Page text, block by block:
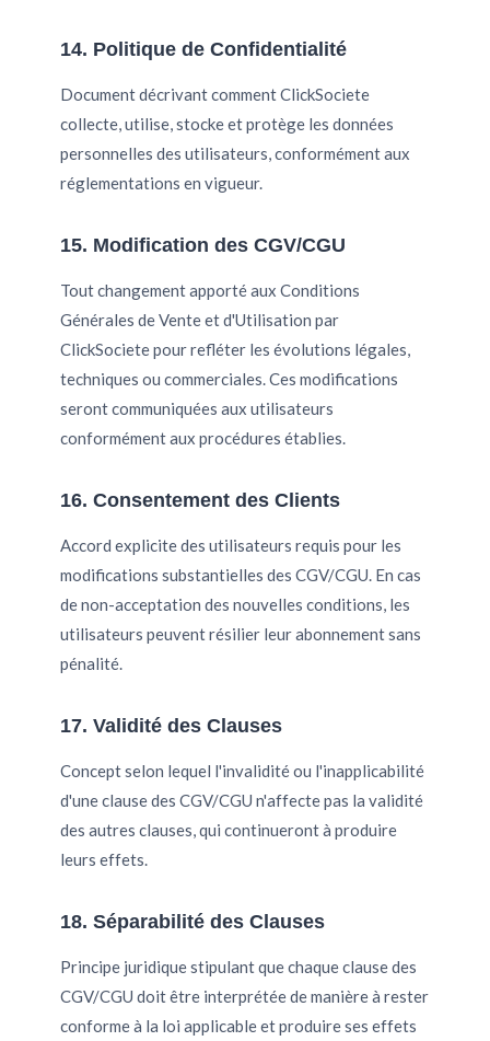
14. Politique de Confidentialité
Document décrivant comment ClickSociete
collecte, utilise, stocke et protège les données
personnelles des utilisateurs, conformément aux
réglementations en vigueur.
15. Modification des CGV/CGU
Tout changement apporté aux Conditions
Générales de Vente et d'Utilisation par
ClickSociete pour refléter les évolutions légales,
techniques ou commerciales. Ces modifications
seront communiquées aux utilisateurs
conformément aux procédures établies.
16. Consentement des Clients
Accord explicite des utilisateurs requis pour les
modifications substantielles des CGV/CGU. En cas
de non-acceptation des nouvelles conditions, les
utilisateurs peuvent résilier leur abonnement sans
pénalité.
17. Validité des Clauses
Concept selon lequel l'invalidité ou l'inapplicabilité
d'une clause des CGV/CGU n'affecte pas la validité
des autres clauses, qui continueront à produire
leurs effets.
18. Séparabilité des Clauses
Principe juridique stipulant que chaque clause des
CGV/CGU doit être interprétée de manière à rester
conforme à la loi applicable et produire ses effets